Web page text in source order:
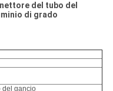
del tubo del
di grado
del gancio